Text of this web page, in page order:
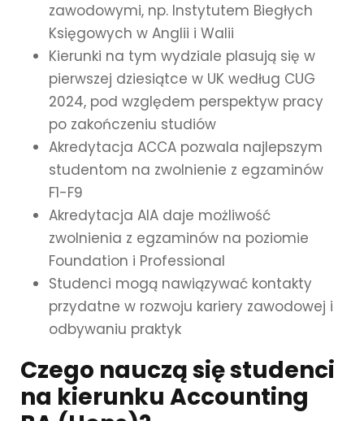
zawodowymi, np. Instytutem Biegłych
Księgowych w Anglii i Walii
Kierunki na tym wydziale plasują się w
pierwszej dziesiątce w UK według CUG
2024, pod względem perspektyw pracy
po zakończeniu studiów
Akredytacja ACCA pozwala najlepszym
studentom na zwolnienie z egzaminów
F1-F9
Akredytacja AIA daje możliwość
zwolnienia z egzaminów na poziomie
Foundation i Professional
Studenci mogą nawiązywać kontakty
przydatne w rozwoju kariery zawodowej i
odbywaniu praktyk
Czego nauczą się studenci
na kierunku Accounting